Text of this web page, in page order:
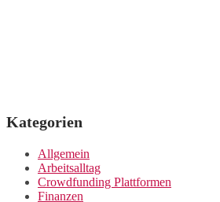
Kategorien
Allgemein
Arbeitsalltag
Crowdfunding Plattformen
Finanzen